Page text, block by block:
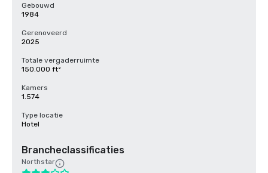
Gebouwd
1984
Gerenoveerd
2025
Totale vergaderruimte
150.000 ft²
Kamers
1.574
Type locatie
Hotel
Brancheclassificaties
Northstar